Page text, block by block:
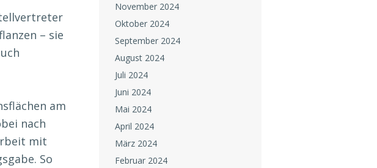
– sie
am
nach
mit
So
November 2024
Oktober 2024
September 2024
August 2024
Juli 2024
Juni 2024
Mai 2024
April 2024
März 2024
Februar 2024